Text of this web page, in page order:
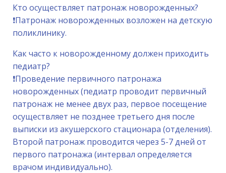
Кто осуществляет патронаж новорожденных?
❗️Патронаж новорожденных возложен на детскую
поликлинику.
Как часто к новорожденному должен приходить
педиатр?
❗️Проведение первичного патронажа
новорожденных (педиатр проводит первичный
патронаж не менее двух раз, первое посещение
осуществляет не позднее третьего дня после
выписки из акушерского стационара (отделения).
Второй патронаж проводится через 5-7 дней от
первого патронажа (интервал определяется
врачом индивидуально).